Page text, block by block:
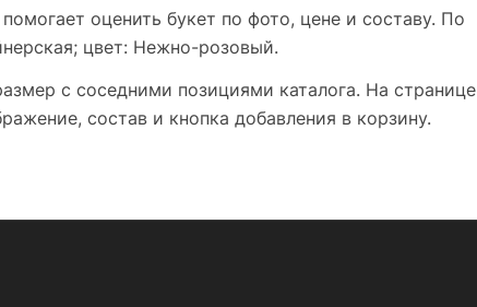
оценить букет по фото, цене и составу. По
цвет: Нежно-розовый.
с соседними позициями каталога. На странице
состав и кнопка добавления в корзину.